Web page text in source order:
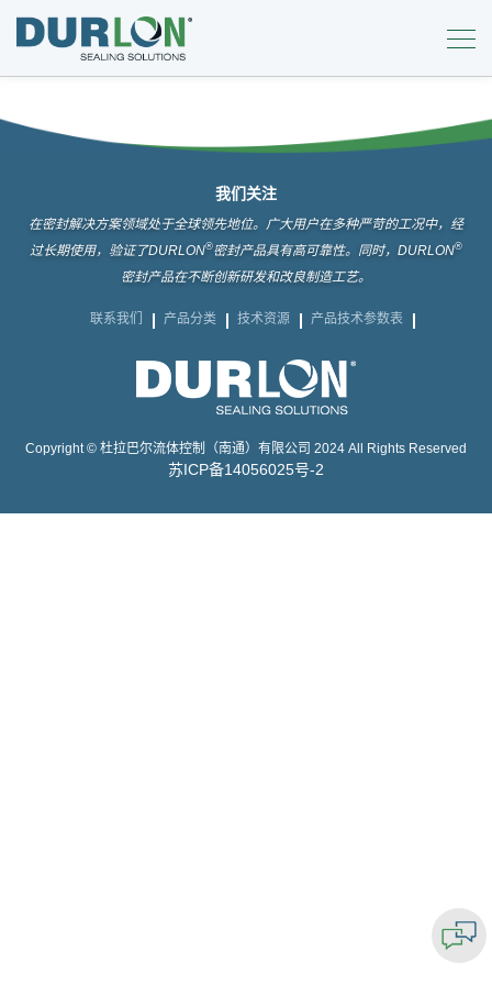
我们关注
在密封解决方案领域处于全球领先地位。广大用户在多种严苛的工况中，经
过长期使用，验证了DURLON®密封产品具有高可靠性。同时，DURLON®
密封产品在不断创新研发和改良制造工艺。
联系我们 产品分类 技术资源 产品技术参数表
Copyright © 杜拉巴尔流体控制（南通）有限公司 2024 All Rights Reserved
苏ICP备14056025号-2